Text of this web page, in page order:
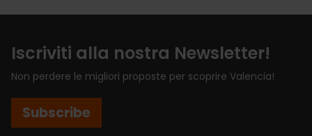
Iscriviti alla nostra Newsletter!
Non perdere le migliori proposte per scoprire Valencia!
Subscribe